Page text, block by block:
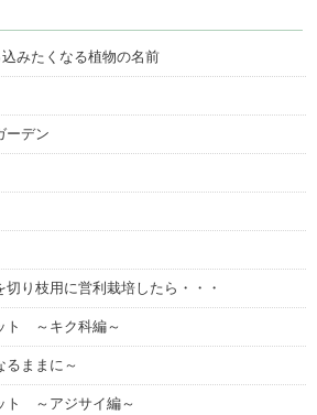
込みたくなる植物の名前
ーデン
り枝用に営利栽培したら・・・
ト ～キク科編～
ままに～
ト ～アジサイ編～